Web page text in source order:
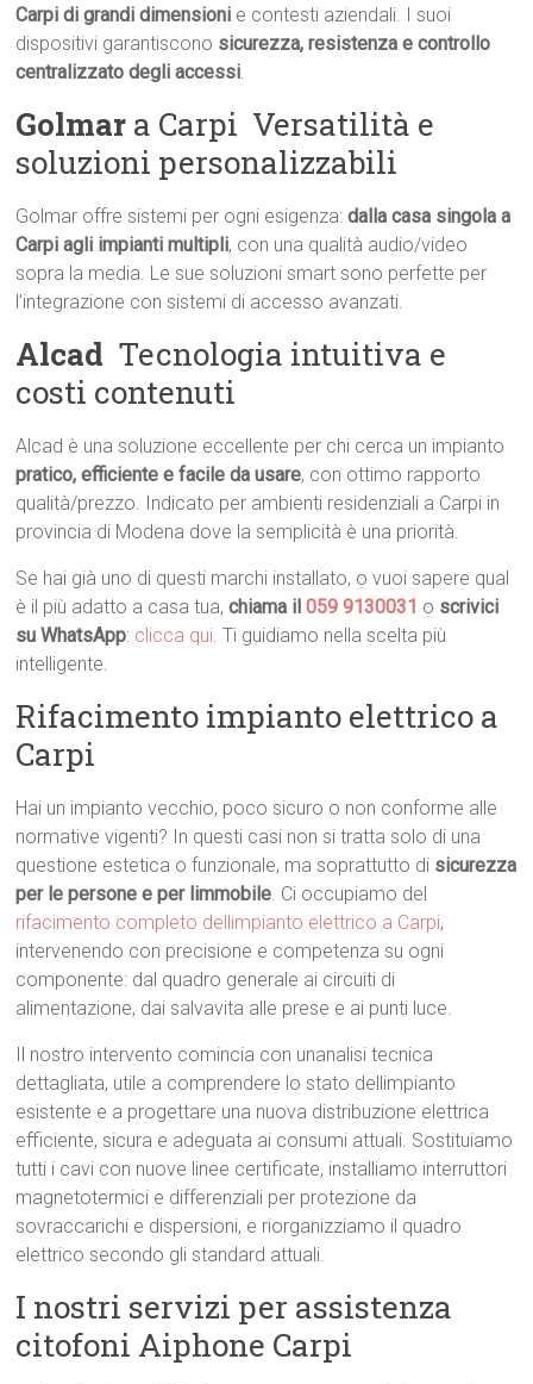
Carpi di grandi dimensioni e contesti aziendali. I suoi
dispositivi garantiscono sicurezza, resistenza e controllo
centralizzato degli accessi.
Golmar a Carpi  Versatilità e
soluzioni personalizzabili
Golmar offre sistemi per ogni esigenza:dalla casa singola a
Carpi agli impianti multipli, con una qualità audio/video
sopra la media. Le sue soluzioni smart sono perfette per
l’integrazione con sistemi di accesso avanzati.
Alcad  Tecnologia intuitiva e
costi contenuti
Alcad è una soluzione eccellente per chi cerca un impianto
pratico, efficiente e facile da usare, con ottimo rapporto
qualità/prezzo. Indicato per ambienti residenziali a Carpi in
provincia di Modena dove la semplicità è una priorità.
Se hai già uno di questi marchi installato, o vuoi sapere qual
è il più adatto a casa tua,chiama il059 9130031 o scrivici
su WhatsApp: clicca qui. Ti guidiamo nella scelta più
intelligente.
Rifacimento impianto elettrico a
Carpi
Hai un impianto vecchio, poco sicuro o non conforme alle
normative vigenti? In questi casi non si tratta solo di una
questione estetica o funzionale, ma soprattutto di sicurezza
per le persone e per limmobile. Ci occupiamo del
rifacimento completo dellimpianto elettrico a Carpi,
intervenendo con precisione e competenza su ogni
componente: dal quadro generale ai circuiti di
alimentazione, dai salvavita alle prese e ai punti luce.
Il nostro intervento comincia con unanalisi tecnica
dettagliata, utile a comprendere lo stato dellimpianto
esistente e a progettare una nuova distribuzione elettrica
efficiente, sicura e adeguata ai consumi attuali. Sostituiamo
tutti i cavi con nuove linee certificate, installiamo interruttori
magnetotermici e differenziali per protezione da
sovraccarichi e dispersioni, e riorganizziamo il quadro
elettrico secondo gli standard attuali.
I nostri servizi per assistenza
citofoni Aiphone Carpi